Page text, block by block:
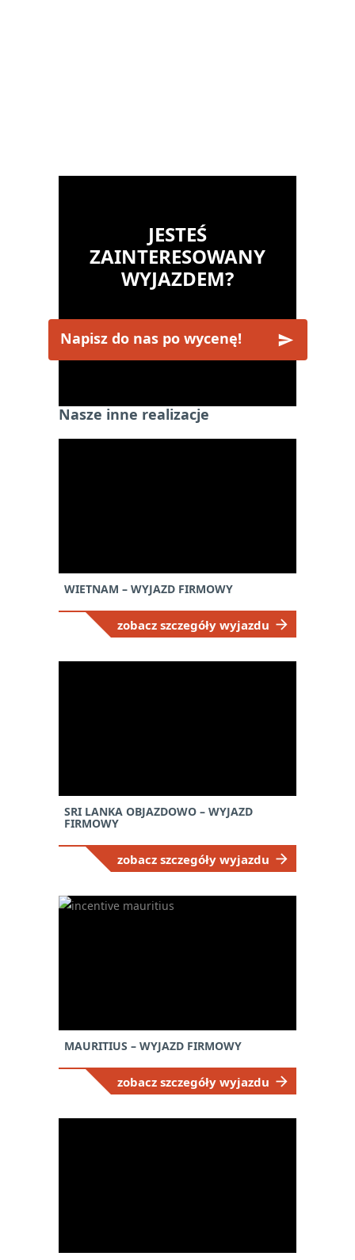
JESTEŚ
ZAINTERESOWANY
WYJAZDEM?
Napisz do nas po wycenę!
Nasze inne realizacje
WIETNAM – WYJAZD FIRMOWY
zobacz szczegóły wyjazdu
SRI LANKA OBJAZDOWO – WYJAZD
FIRMOWY
zobacz szczegóły wyjazdu
MAURITIUS – WYJAZD FIRMOWY
zobacz szczegóły wyjazdu